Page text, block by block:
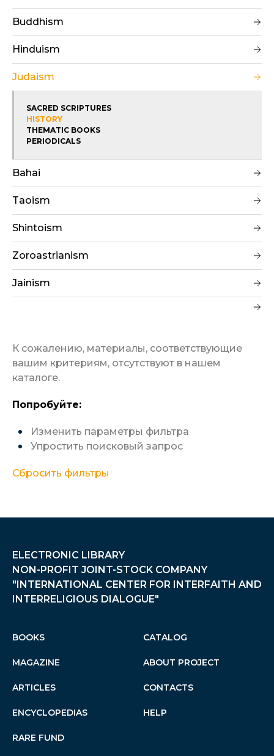
Buddhism
Hinduism
Judaism
SACRED SCRIPTURES
HISTORY
THEMATIC BOOKS
PERIODICALS
Bahai
Taoism
Shintoism
Zoroastrianism
Jainism
К сожалению, материалы, соответствующие
вашим критериям, отсутствуют в нашем
каталоге.
Попробуйте:
Изменить параметры фильтра
Упростить поисковый запрос
Сбросить фильтры
ELECTRONIC LIBRARY
NON-PROFIT JOINT-STOCK COMPANY
"INTERNATIONAL CENTER FOR INTERFAITH AND
INTERRELIGIOUS DIALOGUE"
BOOKS
MAGAZINE
ARTICLES
ENCYCLOPEDIAS
RARE FUND
CATALOG
ABOUT PROJECT
CONTACTS
HELP